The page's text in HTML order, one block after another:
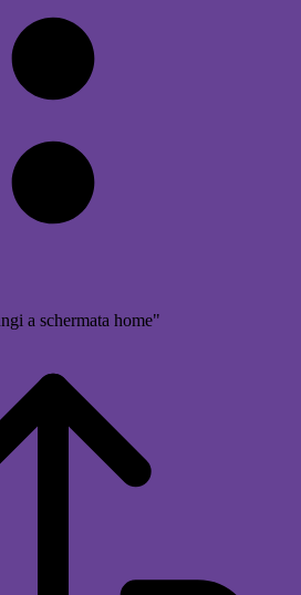
a schermata home"